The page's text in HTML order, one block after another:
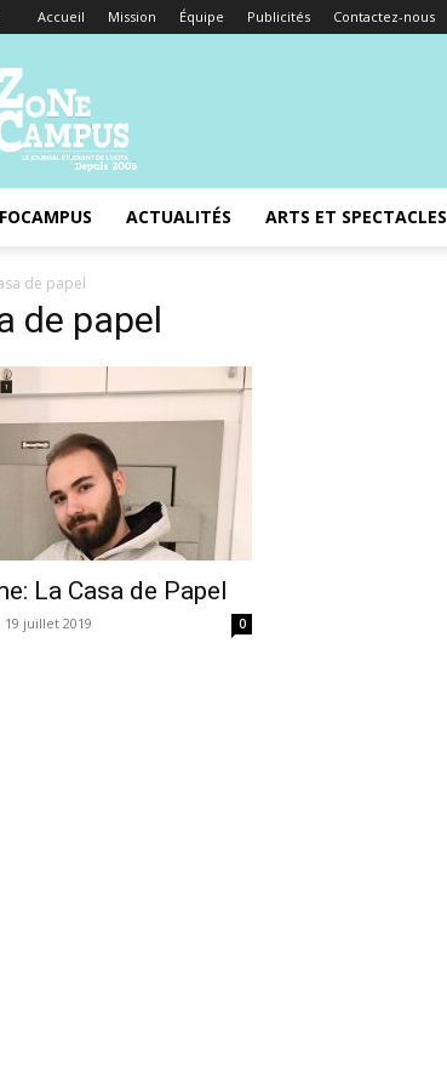
Accueil Mission Équipe Publicités Contactez-nous
Campus
ACTUALITÉS ARTS ET SPECTACLES
de papel
de papel
La Casa de Papel
19 juillet 2019 0